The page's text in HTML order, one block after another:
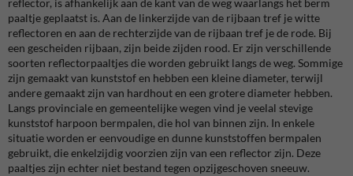
reflector, is afhankelijk aan de kant van de weg waarlangs het berm
paaltje geplaatst is. Aan de linkerzijde van de rijbaan tref je witte
reflectoren en aan de rechterzijde van de rijbaan tref je de rode. Bij
een gescheiden rijbaan, zijn beide zijden rood. Er zijn verschillende
soorten reflectorpaaltjes die worden gebruikt langs de weg. Sommige
zijn gemaakt van kunststof en hebben een kleine diameter, terwijl
andere gemaakt zijn van hardhout en een grotere diameter hebben.
Langs provinciale en gemeentelijke wegen vind je veelal stevige
kunststof harpoon bermpalen, die hol van binnen zijn. In enkele
situatie worden er eenvoudige en dunne kunststoffen bermpalen
gebruikt, die enkelzijdig voorzien zijn van een reflector zijn. Deze
paaltjes zijn echter niet bestand tegen opzijgeschoven sneeuw.